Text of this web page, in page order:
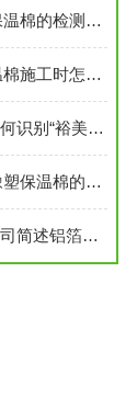
真正阻燃B1级橡塑保温棉的检测标准及技术指标
裕美斯B1级橡塑保温棉施工时怎样选配及体积计算方法
华能泓裕厂家教您如何识别“裕美斯”牌B1级橡塑保温棉产品
一起看看难燃B1级橡塑保温棉的原材料性能
廊坊华能泓裕橡塑公司简述铝箔橡塑保温棉主要分类及性能优点